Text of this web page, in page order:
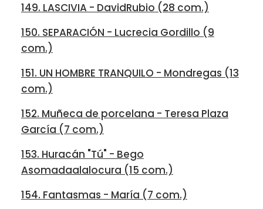
149. LASCIVIA - DavidRubio (28 com.)
150. SEPARACIÓN - Lucrecia Gordillo (9
com.)
151. UN HOMBRE TRANQUILO - Mondregas (13
com.)
152. Muñeca de porcelana - Teresa Plaza
García (7 com.)
153. Huracán "Tú" - Bego
Asomadaalalocura (15 com.)
154. Fantasmas - María (7 com.)